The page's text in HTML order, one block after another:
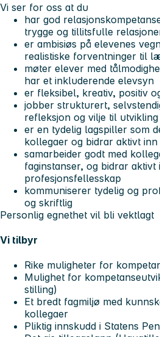
Vi ser for oss at du
har god
trygge og tillitsfulle
er ambisiøs på elevenes
realistiske forventninger til
møter elever med
har et inkluderende elevsyn
er fleksibel, kreativ, positiv
jobber strukturert,
refleksjon og vilje til utvikling
er en tydelig lagspiller som
kollegaer og bidrar aktivt
samarbeider godt med
faginstanser, og bidrar aktivt
profesjonsfellesskap
kommuniserer tydelig og
og skriftlig
Personlig egnethet vil bli vektlagt
Vi tilbyr
Rike muligheter for
Mulighet for
stilling)
Et bredt fagmiljø med
kollegaer
Pliktig innskudd i Statens